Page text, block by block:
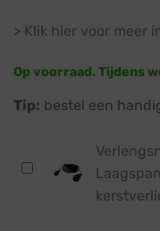
> Klik hier voor meer
Op voorraad. Tijdens
Tip: bestel een
Verlengsnoer